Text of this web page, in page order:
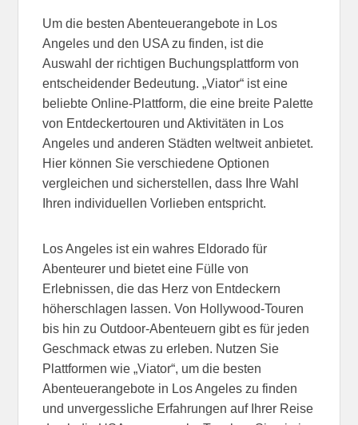
Um die besten Abenteuerangebote in Los
Angeles und den USA zu finden, ist die
Auswahl der richtigen Buchungsplattform von
entscheidender Bedeutung. „Viator“ ist eine
beliebte Online-Plattform, die eine breite Palette
von Entdeckertouren und Aktivitäten in Los
Angeles und anderen Städten weltweit anbietet.
Hier können Sie verschiedene Optionen
vergleichen und sicherstellen, dass Ihre Wahl
Ihren individuellen Vorlieben entspricht.
Los Angeles ist ein wahres Eldorado für
Abenteurer und bietet eine Fülle von
Erlebnissen, die das Herz von Entdeckern
höherschlagen lassen. Von Hollywood-Touren
bis hin zu Outdoor-Abenteuern gibt es für jeden
Geschmack etwas zu erleben. Nutzen Sie
Plattformen wie „Viator“, um die besten
Abenteuerangebote in Los Angeles zu finden
und unvergessliche Erfahrungen auf Ihrer Reise